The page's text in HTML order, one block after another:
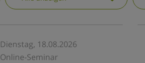
Dienstag, 18.08.2026
Online-Seminar